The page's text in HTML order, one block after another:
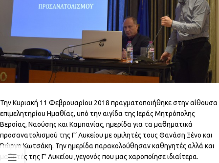
Την Κυριακή 11 Φεβρουαρίου 2018 πραγματοποιήθηκε στην αίθουσα
επιμελητηρίου Ημαθίας, υπό την αιγίδα της Ιεράς Μητρόπολης
Βεροίας, Ναούσης και Καμπανίας, ημερίδα για τα μαθηματικά
προσανατολισμού της Γ’ Λυκείου με ομιλητές τους Θανάση Ξένο και
Γιώργο Κωτσάκη. Την ημερίδα παρακολούθησαν καθηγητές αλλά και
μαθητές της Γ’ Λυκείου ,γεγονός που μας χαροποίησε ιδιαίτερα.